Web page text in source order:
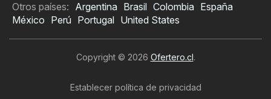
Otros países: Argentina Brasil Colombia España
México Perú Portugal United States
Copyright © 2026 Ofertero.cl.
Establecer política de privacidad